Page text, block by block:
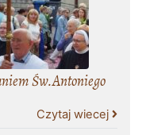
Św.Antoniego
Czytaj wiecej